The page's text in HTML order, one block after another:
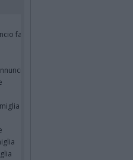
famiglia
famiglia